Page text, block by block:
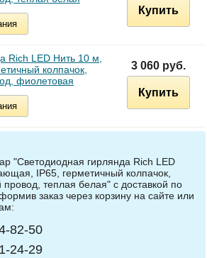
Купить
Rich LED Нить 10 м,
колпачок,
фиолетовая
3 060 руб.
Купить
"Светодиодная гирлянда Rich LED
IP65, герметичный колпачок,
теплая белая" с доставкой по
заказ через корзину на сайте или
82-50
24-29